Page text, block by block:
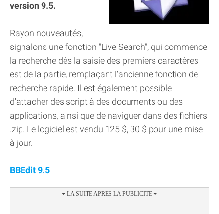
version 9.5.
Rayon nouveautés,
signalons une fonction "Live Search", qui commence
la recherche dès la saisie des premiers caractères
est de la partie, remplaçant l'ancienne fonction de
recherche rapide. Il est également possible
d'attacher des script à des documents ou des
applications, ainsi que de naviguer dans des fichiers
.zip. Le logiciel est vendu 125 $, 30 $ pour une mise
à jour.
BBEdit 9.5